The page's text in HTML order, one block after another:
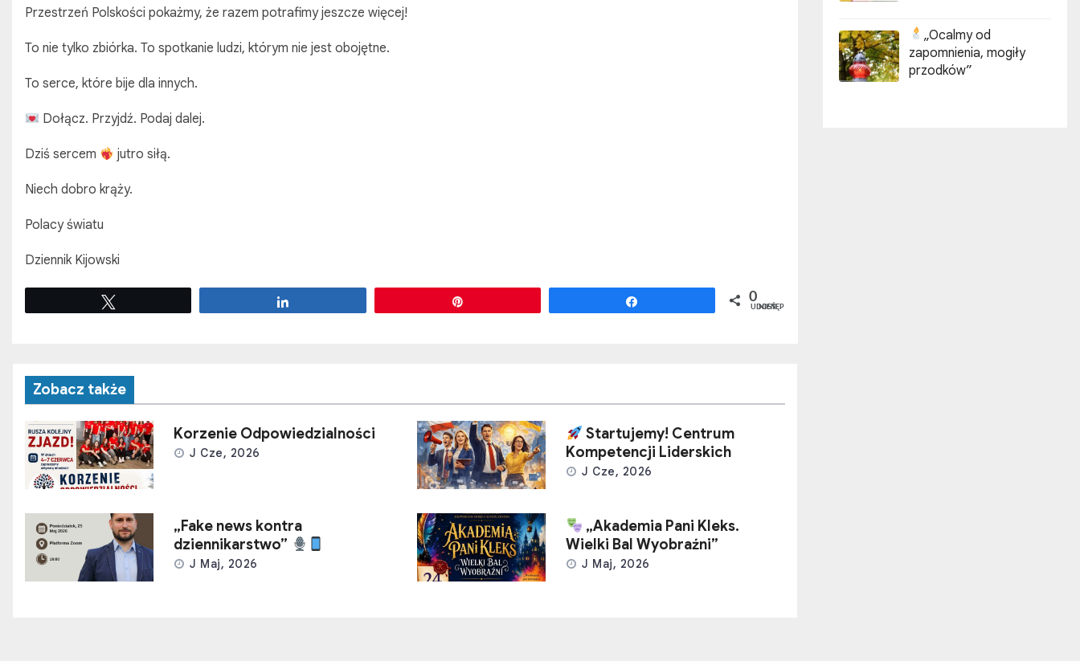
Przestrzeń Polskości pokażmy, że razem potrafimy jeszcze więcej!
To nie tylko zbiórka. To spotkanie ludzi, którym nie jest obojętne.
To serce, które bije dla innych.
Dołącz. Przyjdź. Podaj dalej.
Dziś sercem jutro siłą.
Niech dobro krąży.
Polacy światu
Dziennik Kijowski
0
UDOSTĘPNIEŃ
Zobacz także
Korzenie Odpowiedzialności
J Cze, 2026
Startujemy! Centrum
Kompetencji Liderskich
J Cze, 2026
„Fake news kontra
dziennikarstwo”
J Maj, 2026
„Akademia Pani Kleks.
Wielki Bal Wyobraźni”
J Maj, 2026
„Ocalmy od
zapomnienia, mogiły
przodków”